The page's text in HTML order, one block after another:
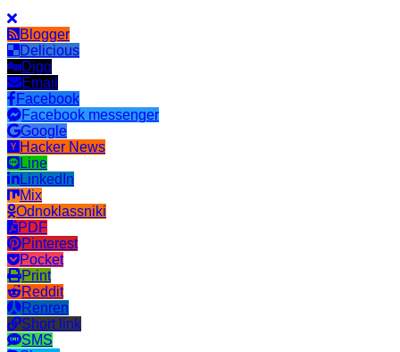
Blogger
Delicious
Digg
Email
Facebook
Facebook messenger
Google
Hacker News
Line
LinkedIn
Mix
Odnoklassniki
PDF
Pinterest
Pocket
Print
Reddit
Renren
Short link
SMS